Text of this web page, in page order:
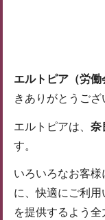
エルトピア（労働
きありがとうござ
エルトピアは、 奈
す。
いろいろなお客様
に、快適にご利
を提供するよう全